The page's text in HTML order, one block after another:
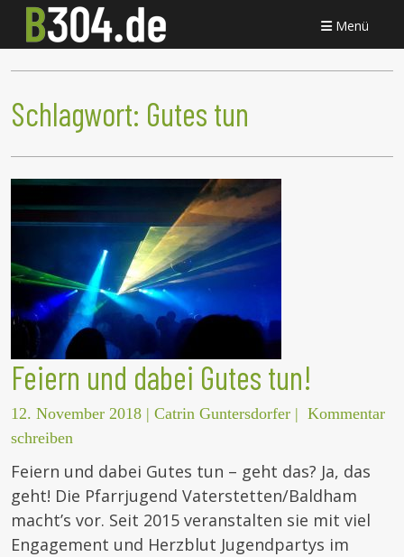
Menü
Schlagwort: Gutes tun
Feiern und dabei Gutes tun!
12. November 2018 | Catrin Guntersdorfer | Kommentar
schreiben
Feiern und dabei Gutes tun – geht das? Ja, das
geht! Die Pfarrjugend Vaterstetten/Baldham
macht’s vor. Seit 2015 veranstalten sie mit viel
Engagement und Herzblut Jugendpartys im